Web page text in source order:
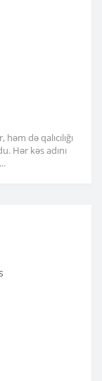
də qalıcılığı
Hər kəs adını